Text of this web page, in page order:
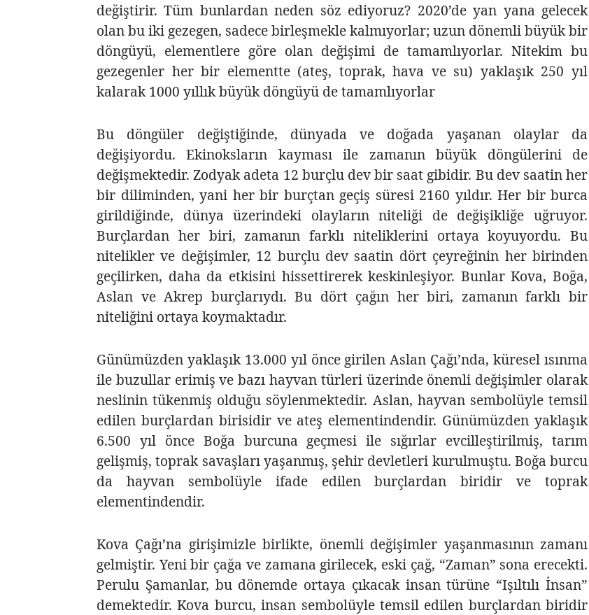
değiştirir.Tüm bunlardan neden söz ediyoruz? 2020’de yan yana gelecek
olan bu iki gezegen, sadece birleşmekle kalmıyorlar; uzun dönemli büyük bir
döngüyü, elementlere göre olan değişimi de tamamlıyorlar. Nitekim bu
gezegenler her bir elementte (ateş, toprak, hava ve su) yaklaşık 250 yıl
kalarak 1000 yıllık büyük döngüyü de tamamlıyorlar
Bu döngüler değiştiğinde, dünyada ve doğada yaşanan olaylar da
değişiyordu. Ekinoksların kayması ile zamanın büyük döngülerini de
değişmektedir. Zodyak adeta 12 burçlu dev bir saat gibidir. Bu dev saatin her
bir diliminden, yani her bir burçtan geçiş süresi 2160 yıldır. Her bir burca
girildiğinde, dünya üzerindeki olayların niteliği de değişikliğe uğruyor.
Burçlardan her biri, zamanın farklı niteliklerini ortaya koyuyordu. Bu
nitelikler ve değişimler, 12 burçlu dev saatin dört çeyreğinin her birinden
geçilirken, daha da etkisini hissettirerek keskinleşiyor. Bunlar Kova, Boğa,
Aslan ve Akrep burçlarıydı. Bu dört çağın her biri, zamanın farklı bir
niteliğini ortaya koymaktadır.
Günümüzden yaklaşık 13.000 yıl önce girilen Aslan Çağı’nda, küresel ısınma
ile buzullar erimiş ve bazı hayvan türleri üzerinde önemli değişimler olarak
neslinin tükenmiş olduğu söylenmektedir. Aslan, hayvan sembolüyle temsil
edilen burçlardan birisidir ve ateş elementindendir. Günümüzden yaklaşık
6.500 yıl önce Boğa burcuna geçmesi ile sığırlar evcilleştirilmiş, tarım
gelişmiş, toprak savaşları yaşanmış, şehir devletleri kurulmuştu. Boğa burcu
da hayvan sembolüyle ifade edilen burçlardan biridir ve toprak
elementindendir.
Kova Çağı’na girişimizle birlikte, önemli değişimler yaşanmasının zamanı
gelmiştir. Yeni bir çağa ve zamana girilecek, eski çağ, “Zaman” sona erecekti.
Perulu Şamanlar, bu dönemde ortaya çıkacak insan türüne “Işıltılı İnsan”
demektedir. Kova burcu, insan sembolüyle temsil edilen burçlardan biridir